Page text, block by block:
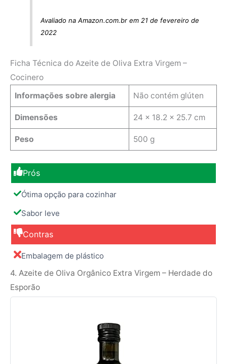
Avaliado na Amazon.com.br em 21 de fevereiro de
2022
Ficha Técnica do Azeite de Oliva Extra Virgem –
Cocinero
Informações sobre alergia
Não contém glúten
Dimensões ‎24 x 18.2 x 25.7 cm
Peso 500 g
Prós
Ótima opção para cozinhar
Sabor leve
Contras
Embalagem de plástico
4. Azeite de Oliva Orgânico Extra Virgem – Herdade do
Esporão